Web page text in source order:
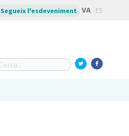
Segueix l'esdeveniment VA ES